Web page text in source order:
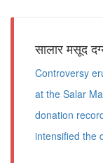
सालार मसूद
Controversy
at the Salar
donation
intensified the